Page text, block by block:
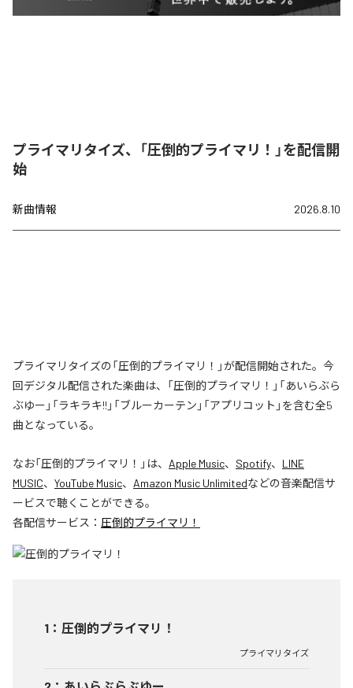
プライマリタイズ、「圧倒的プライマリ！」を配信開
始
新曲情報 2026.8.10
プライマリタイズの「圧倒的プライマリ！」が配信開始された。今
回デジタル配信された楽曲は、「圧倒的プライマリ！」「あいらぶら
ぶゆー」「ラキラキ!!」「ブルーカーテン」「アプリコット」を含む全5
曲となっている。
なお「圧倒的プライマリ！ 」は、 Apple Music、 Spotify、 LINE
MUSIC、 YouTube Music、 Amazon Music Unlimitedなどの音楽配信サ
ービスで聴くことができる。
各配信サービス： 圧倒的プライマリ！
1 ： 圧倒的プライマリ！
プライマリタイズ